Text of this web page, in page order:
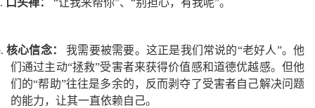
口头禅： “让我来帮你”、“别担心，有我呢”。
核心信念：
我需要被需要。这正是我们常说的“老好人”。他
们通过主动“拯救”受害者来获得价值感和道德优越感。但他
们的“帮助”往往是多余的，反而剥夺了受害者自己解决问题
的能力，让其一直依赖自己。